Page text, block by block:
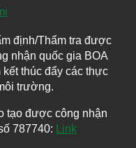
định/Thẩm tra được
nhận quốc gia BOA
kết thúc đẩy các thực
trường.
tạo được công nhận
787740:
Link